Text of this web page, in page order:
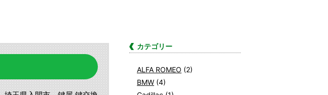
カテゴリー
ALFA ROMEO (2)
BMW (4)